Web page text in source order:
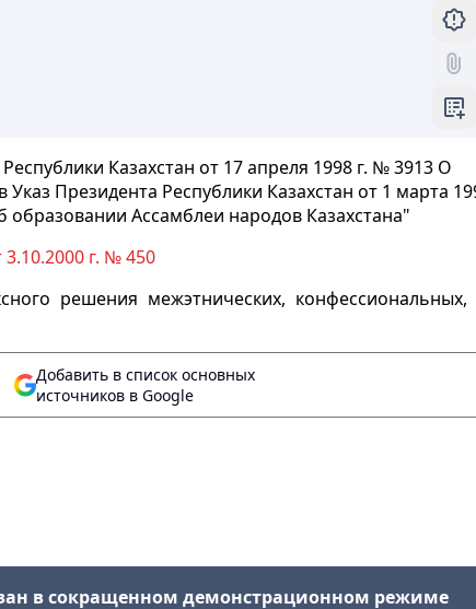
Казахстан от 17 апреля 1998 г. № 3913 О
Президента Республики Казахстан от 1 марта
образовании Ассамблеи народов Казахстана"
г. № 450
решения межэтнических,
Добавить в список основных
источников в Google
в сокращенном демонстрационном режиме